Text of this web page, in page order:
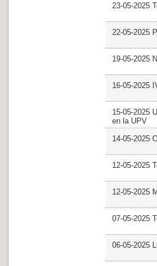
23-05-2025
22-05-2025
19-05-2025
16-05-2025
15-05-2025
en la UPV
14-05-2025
12-05-2025
12-05-2025
07-05-2025
06-05-2025